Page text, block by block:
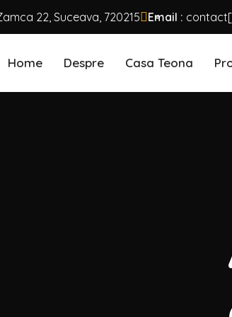
22, Suceava, 720215 Email :
Home Despre Casa Teona